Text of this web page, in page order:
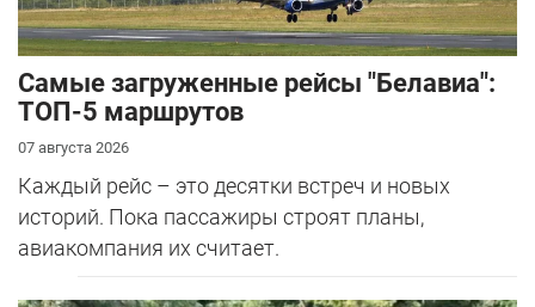
Самые загруженные рейсы "Белавиа":
ТОП-5 маршрутов
07 августа 2026
Каждый рейс – это десятки встреч и новых
историй. Пока пассажиры строят планы,
авиакомпания их считает.